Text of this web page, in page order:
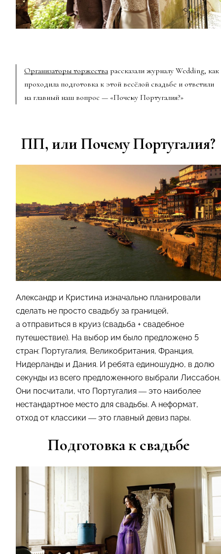
Организаторы торжестварассказали журналу Wedding, как
проходила подготовка к этой весёлой свадьбе и ответили
на главный наш вопрос — «Почему Португалия?»
ПП, или Почему Португалия?
Александр и Кристина изначально планировали
сделать не просто свадьбу за границей,
а отправиться в круиз (свадьба + свадебное
путешествие). На выбор им было предложено 5
стран: Португалия, Великобритания, Франция,
Нидерланды и Дания. И ребята единошудно, в долю
секунды из всего предложенного выбрали Лиссабон.
Они посчитали, что Португалия — это наиболее
нестандартное место для свадьбы. А неформат,
отход от классики — это главный девиз пары.
Подготовка к свадьбе